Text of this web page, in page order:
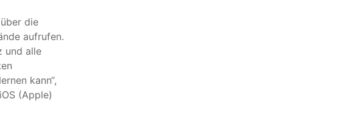
die
aufrufen.
und alle
kann“,
(Apple)